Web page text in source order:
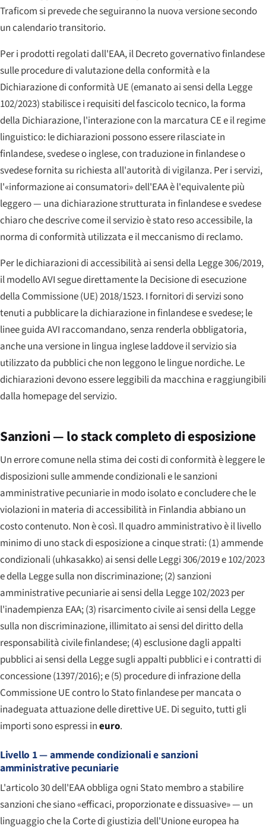
Traficom si prevede che seguiranno la nuova versione secondo
un calendario transitorio.
Per i prodotti regolati dall'EAA, il Decreto governativo finlandese
sulle procedure di valutazione della conformità e la
Dichiarazione di conformità UE (emanato ai sensi della Legge
102/2023) stabilisce i requisiti del fascicolo tecnico, la forma
della Dichiarazione, l'interazione con la marcatura CE e il regime
linguistico: le dichiarazioni possono essere rilasciate in
finlandese, svedese o inglese, con traduzione in finlandese o
svedese fornita su richiesta all'autorità di vigilanza. Per i servizi,
l'«informazione ai consumatori» dell'EAA è l'equivalente più
leggero — una dichiarazione strutturata in finlandese e svedese
chiaro che descrive come il servizio è stato reso accessibile, la
norma di conformità utilizzata e il meccanismo di reclamo.
Per le dichiarazioni di accessibilità ai sensi della Legge 306/2019,
il modello AVI segue direttamente la Decisione di esecuzione
della Commissione (UE) 2018/1523. I fornitori di servizi sono
tenuti a pubblicare la dichiarazione in finlandese e svedese; le
linee guida AVI raccomandano, senza renderla obbligatoria,
anche una versione in lingua inglese laddove il servizio sia
utilizzato da pubblici che non leggono le lingue nordiche. Le
dichiarazioni devono essere leggibili da macchina e raggiungibili
dalla homepage del servizio.
Sanzioni — lo stack completo di esposizione
Un errore comune nella stima dei costi di conformità è leggere le
disposizioni sulle ammende condizionali e le sanzioni
amministrative pecuniarie in modo isolato e concludere che le
violazioni in materia di accessibilità in Finlandia abbiano un
costo contenuto. Non è così. Il quadro amministrativo è il livello
minimo di uno stack di esposizione a cinque strati: (1) ammende
condizionali (uhkasakko) ai sensi delle Leggi 306/2019 e 102/2023
e della Legge sulla non discriminazione; (2) sanzioni
amministrative pecuniarie ai sensi della Legge 102/2023 per
l'inadempienza EAA; (3) risarcimento civile ai sensi della Legge
sulla non discriminazione, illimitato ai sensi del diritto della
responsabilità civile finlandese; (4) esclusione dagli appalti
pubblici ai sensi della Legge sugli appalti pubblici e i contratti di
concessione (1397/2016); e (5) procedure di infrazione della
Commissione UE contro lo Stato finlandese per mancata o
inadeguata attuazione delle direttive UE. Di seguito, tutti gli
importi sono espressi ineuro.
Livello 1 — ammende condizionali e sanzioni
amministrative pecuniarie
L'articolo 30 dell'EAA obbliga ogni Stato membro a stabilire
sanzioni che siano «efficaci, proporzionate e dissuasive» — un
linguaggio che la Corte di giustizia dell'Unione europea ha